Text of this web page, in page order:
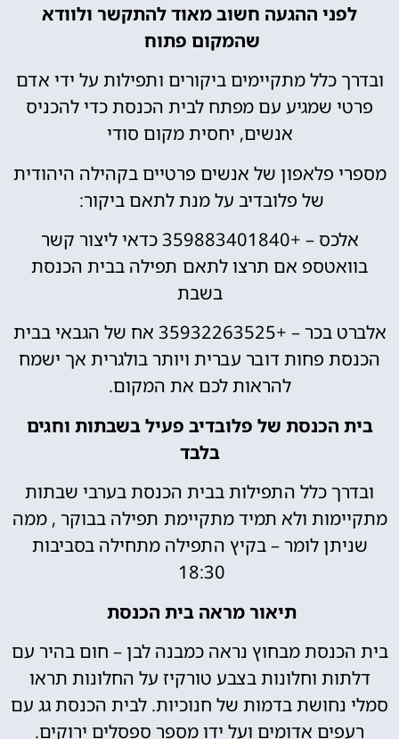
ההגעה חשוב מאוד להתקשר ולוודא
שהמקום פתוח
כלל מתקיימים ביקורים ותפילות על ידי אדם
שמגיע עם מפתח לבית הכנסת כדי להכניס
אנשים, יחסית מקום סודי
פלאפון של אנשים פרטיים בקהילה היהודית
של פלובדיב על מנת לתאם ביקור:
אלכס – +359883401840 כדאי ליצור קשר
אם תרצו לתאם תפילה בבית הכנסת
אלברט בכר – +35932263525 אח של הגבאי בבית
פחות דובר עברית ויותר בולגרית אך ישמח
להראות לכם את המקום.
הכנסת של פלובדיב פעיל בשבתות וחגים
כלל התפילות בבית הכנסת בערבי שבתות
ולא תמיד מתקיימת תפילה בבוקר , ממה
לומר – בקיץ התפילה מתחילה בסביבות
תיאור מראה בית הכנסת
מבחוץ נראה כמבנה לבן – חום בהיר עם
וחלונות בצבע טורקיז על החלונות תראו
בדמות של חנוכיות. לבית הכנסת גג עם
אדומים ועל ידו מספר ספסלים ירוקים.